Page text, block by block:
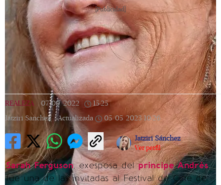
[Publicidad]
REALEZA 07/09/2022 15:25 |
Jatziri Sanchez | Actualizada 05/05/2023 10:26
Jatziri Sánchez
Ver perfil
Sarah Ferguson, exesposa delpríncipe Andrés,
fue una de las invitadas al Festival de Cine de